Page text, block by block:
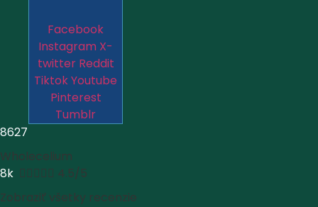
Facebook
Instagram X-
twitter Reddit
TiktokYoutube
Pinterest
Tumblr
8627
Wholecelium
8k  4.5/5
Zobraziť všetky recenzie